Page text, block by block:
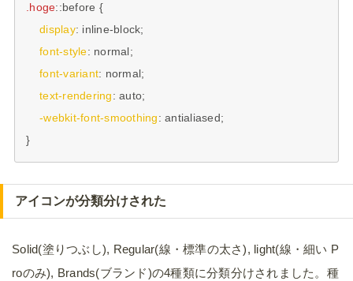
.hoge::before {
display: inline-block;
font-style: normal;
font-variant: normal;
text-rendering: auto;
-webkit-font-smoothing: antialiased;
}
アイコンが分類分けされた
Solid(塗りつぶし), Regular(線・標準の太さ), light(線・細い P
roのみ), Brands(ブランド)の4種類に分類分けされました。種